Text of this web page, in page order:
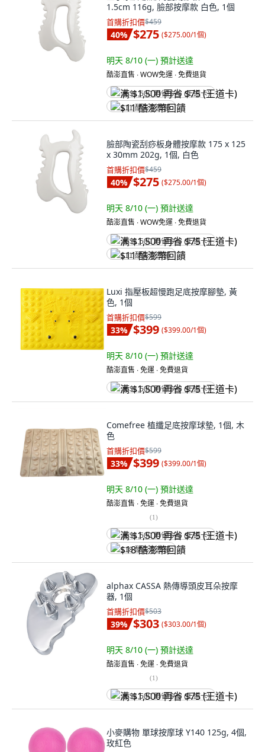
1.5cm 116g, 臉部按摩款 白色, 1個
首購折扣價$459
40% $275 ($275.00/1個)
明天 8/10 (一) 預計送達
酷澎直售 ∙ WOW免運 ∙ 免費退貨
满 $1,500 再省 $75 (王道卡)
$11 酷澎幣回饋
臉部陶瓷刮痧板身體按摩款 175 x 125
x 30mm 202g, 1個, 白色
首購折扣價$459
40% $275 ($275.00/1個)
明天 8/10 (一) 預計送達
酷澎直售 ∙ WOW免運 ∙ 免費退貨
满 $1,500 再省 $75 (王道卡)
$11 酷澎幣回饋
Luxi 指壓板超慢跑足底按摩腳墊, 黃
色, 1個
首購折扣價$599
33% $399 ($399.00/1個)
明天 8/10 (一) 預計送達
酷澎直售 ∙ 免運 ∙ 免費退貨
满 $1,500 再省 $75 (王道卡)
Comefree 植纖足底按摩球墊, 1個, 木
色
首購折扣價$599
33% $399 ($399.00/1個)
明天 8/10 (一) 預計送達
酷澎直售 ∙ 免運 ∙ 免費退貨
(1)
满 $1,500 再省 $75 (王道卡)
$18 酷澎幣回饋
alphax CASSA 熱傳導頭皮耳朵按摩
器, 1個
首購折扣價$503
39% $303 ($303.00/1個)
明天 8/10 (一) 預計送達
酷澎直售 ∙ 免運 ∙ 免費退貨
(1)
满 $1,500 再省 $75 (王道卡)
小麥購物 單球按摩球 Y140 125g, 4個,
玫紅色